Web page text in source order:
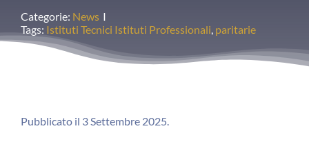
Contattaci
Categorie: News I
Tags: Istituti Tecnici Istituti Professionali, paritarie
Pubblicato il 3 Settembre 2025.